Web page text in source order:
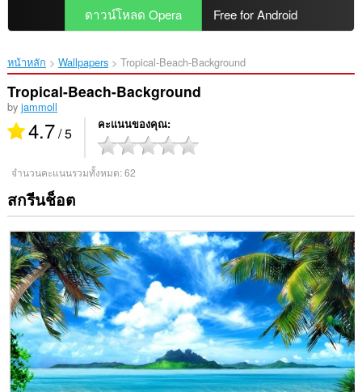
ดาวน์โหลด Opera Free for Android
หน้าหลัก Wallpapers Tropical-Beach-Background‎
Tropical-Beach-Background
by jammoll
4.7/ 5 คะแนนของคุณ
จำนวนคะแนนรวมทั้งหมด:62
สกรีนช็อต